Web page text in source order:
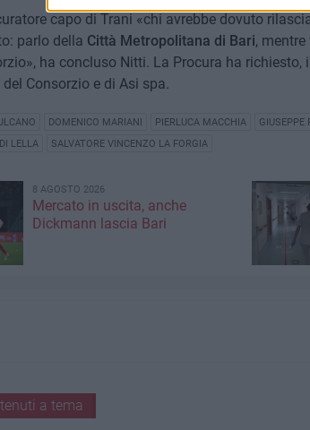
capo di Trani «chi avrebbe dovuto
parlo della Città Metropolitana di Bari,
ha concluso Nitti. La Procura ha
Consorzio e di Asi spa.
DOMENICO MARIANI PIERLUCA MACCHIA GIUSEPPE
LELLA
SALVATORE VINCENZO LA FORGIA
8 AGOSTO 2026
Mercato in uscita, anche
Dickmann lascia Bari
a tema